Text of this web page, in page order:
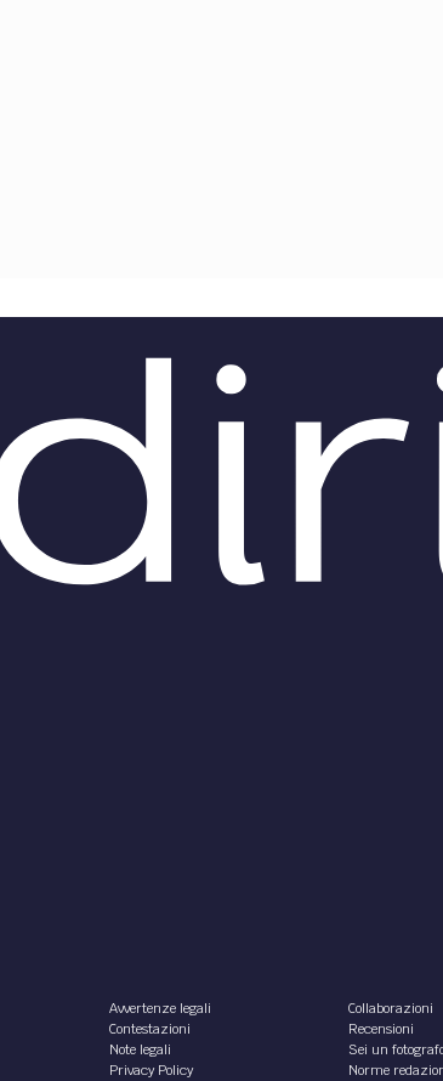
Avvertenze legali
Contestazioni
Note legali
Privacy Policy
Collaborazioni
Recensioni
Sei un
Norme